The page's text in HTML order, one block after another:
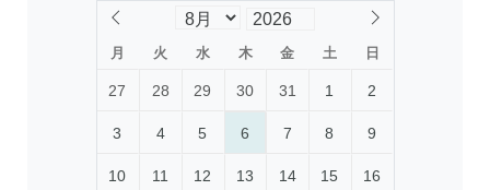
月 火 水 木 金 土 日
27 28 29 30 31 1 2
3 4 5 6 7 8 9
10 11 12 13 14 15 16